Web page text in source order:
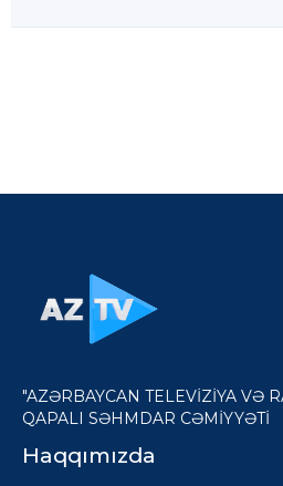
"AZƏRBAYCAN TELEVİZİYA VƏ
QAPALI SƏHMDAR CƏMİYYƏTİ
Haqqımızda